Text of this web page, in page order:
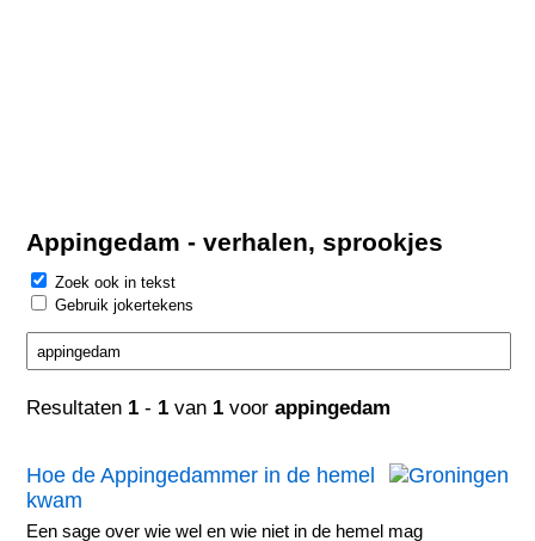
Appingedam - verhalen, sprookjes
Zoek ook in tekst
Gebruik jokertekens
Resultaten 1 - 1 van 1 voorappingedam
Hoe de Appingedammer in de hemel
kwam
Een sage over wie wel en wie niet in de hemel mag